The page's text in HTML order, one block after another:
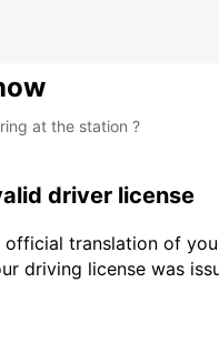
at the station ?
driver license
official translation of
driving license was